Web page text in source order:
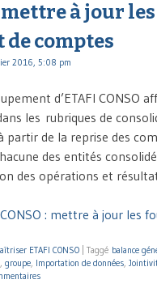
: mettre à jour
comptes
2016, 5:08 pm
d’ETAFI CONSO
les rubriques de
de la reprise des
des entités
des opérations et
: mettre à jour les
ETAFI CONSO Taggé balance
, groupe, Importation de données,